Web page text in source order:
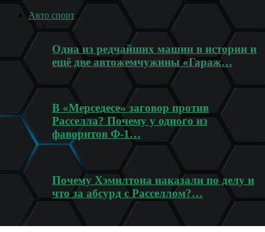
Авто спорт
Одна из редчайших машин в истории и
ещё две автожемчужины «Гараж…
В «Мерседесе» заговор против
Расселла? Почему у одного из
фаворитов Ф-1…
Почему Хэмилтона наказали по делу и
что за абсурд с Расселлом?…